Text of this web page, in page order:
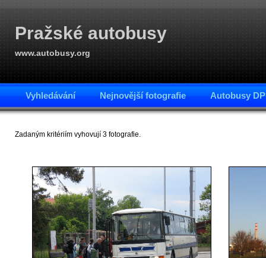
Pražské autobusy
www.autobusy.org
Vyhledávání Nejnovější fotografie Autobusy
Zadaným kritériím vyhovují 3 fotografie.